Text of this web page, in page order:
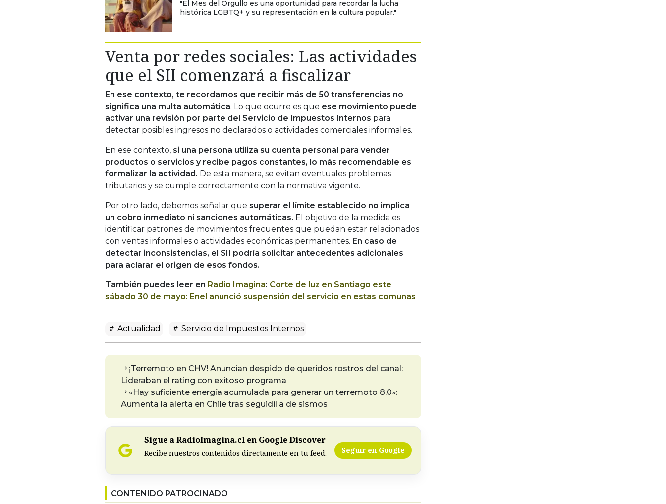
"El Mes del Orgullo es una oportunidad para recordar la lucha
histórica LGBTQ+ y su representación en la cultura popular."
Venta por redes sociales: Las actividades
que el SII comenzará a fiscalizar
En ese contexto, te recordamos que recibir más de 50 transferencias no
significa una multa automática. Lo que ocurre es que ese movimiento puede
activar una revisión por parte del Servicio de Impuestos Internos para
detectar posibles ingresos no declarados o actividades comerciales informales.
En ese contexto, si una persona utiliza su cuenta personal para vender
productos o servicios y recibe pagos constantes, lo más recomendable es
formalizar la actividad. De esta manera, se evitan eventuales problemas
tributarios y se cumple correctamente con la normativa vigente.
Por otro lado, debemos señalar que superar el límite establecido no implica
un cobro inmediato ni sanciones automáticas. El objetivo de la medida es
identificar patrones de movimientos frecuentes que puedan estar relacionados
con ventas informales o actividades económicas permanentes. En caso de
detectar inconsistencias, el SII podría solicitar antecedentes adicionales
para aclarar el origen de esos fondos.
También puedes leer en Radio Imagina: Corte de luz en Santiago este
sábado 30 de mayo: Enel anunció suspensión del servicio en estas comunas
Actualidad Servicio de Impuestos Internos
¡Terremoto en CHV! Anuncian despido de queridos rostros del canal:
Lideraban el rating con exitoso programa
«Hay suficiente energía acumulada para generar un terremoto 8.0»:
Aumenta la alerta en Chile tras seguidilla de sismos
Sigue a RadioImagina.cl en Google Discover
Recibe nuestros contenidos directamente en tu feed. Seguir en Google
CONTENIDO PATROCINADO